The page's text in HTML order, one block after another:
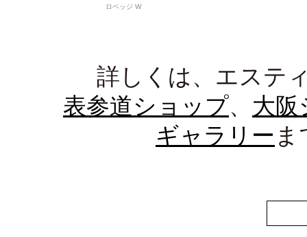
ロベッジ W
詳しくは、エステ
表参道ショップ、 大阪
ギャラリー